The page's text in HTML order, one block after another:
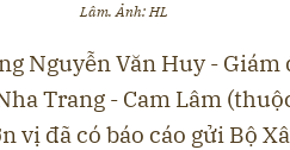
Lâm. Ảnh: HL
Nguyễn Văn Huy - Giám
Trang - Cam Lâm
vị đã có báo cáo gửi Bộ